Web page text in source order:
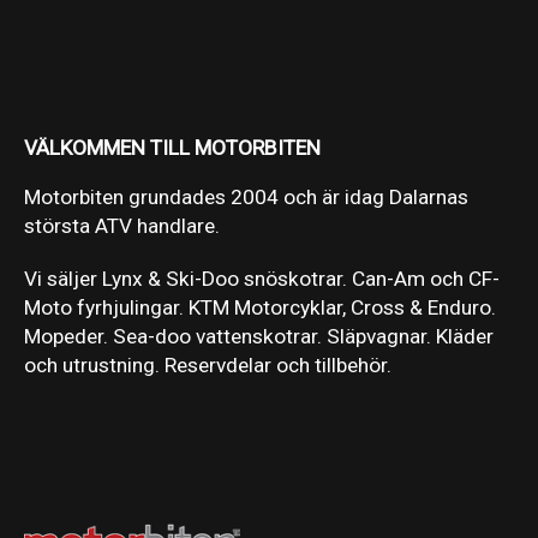
VÄLKOMMEN TILL MOTORBITEN
Motorbiten grundades 2004 och är idag Dalarnas
största ATV handlare.
Vi säljer Lynx & Ski-Doo snöskotrar. Can-Am och CF-
Moto fyrhjulingar. KTM Motorcyklar, Cross & Enduro.
Mopeder. Sea-doo vattenskotrar. Släpvagnar. Kläder
och utrustning. Reservdelar och tillbehör.